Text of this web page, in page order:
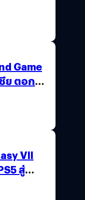
Game
ย ตอกย้ำ
VII
สู่